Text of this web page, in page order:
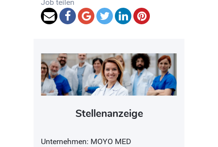
Job teilen
Stellenanzeige
Unternehmen: MOYO MED